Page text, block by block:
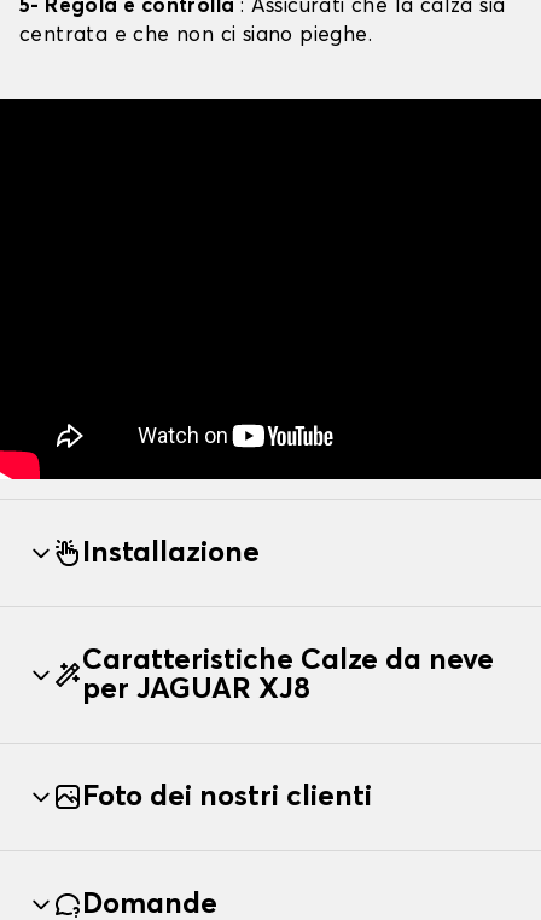
5- Regola e controlla : Assicurati che la calza sia
centrata e che non ci siano pieghe.
Installazione
Caratteristiche Calze da neve
per JAGUAR XJ8
Foto dei nostri clienti
Domande